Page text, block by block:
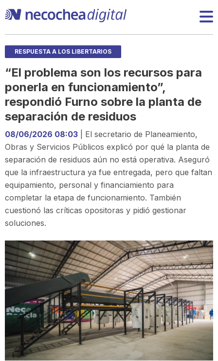
RESPUESTA A LOS LIBERTARIOS
“El problema son los recursos para
ponerla en funcionamiento”,
respondió Furno sobre la planta de
separación de residuos
08/06/2026 08:03 | El secretario de Planeamiento,
Obras y Servicios Públicos explicó por qué la planta de
separación de residuos aún no está operativa. Aseguró
que la infraestructura ya fue entregada, pero que faltan
equipamiento, personal y financiamiento para
completar la etapa de funcionamiento. También
cuestionó las críticas opositoras y pidió gestionar
soluciones.